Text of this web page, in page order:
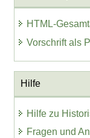
HTML-
Vorschrift als
Hilfe
Hilfe zu
Fragen und